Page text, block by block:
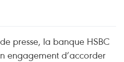
presse, la banque HSBC
engagement d’accorder